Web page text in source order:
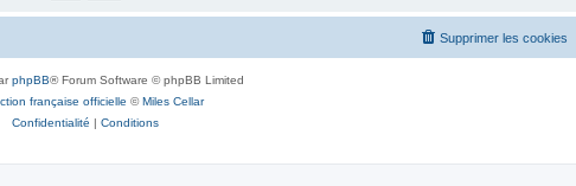
Supprimer les cookies
phpBB® Forum Software © phpBB Limited
française officielle ©Miles Cellar
Confidentialité | Conditions